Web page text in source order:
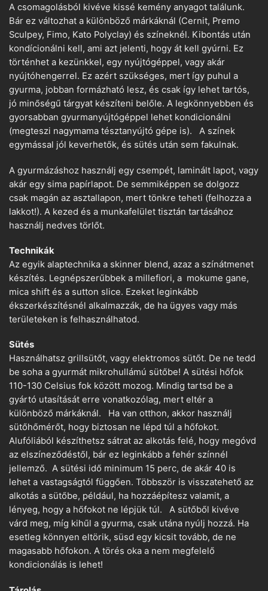
A csomagolásból kivéve kissé kemény anyagot találunk.
Bár ez változhat a különböző márkáknál (Cernit, Premo
Sculpey, Fimo, Kato Polyclay) és színeknél. Kibontás után
kondícionálni kell, ami azt jelenti, hogy át kell gyúrni. Ez
történhet a kezünkkel, egy nyújtógéppel, vagy akár
nyújtóhengerrel. Ez azért szükséges, mert így puhul a
gyurma, jobban formázható lesz, és csak így lehet tartós,
jó minőségű tárgyat készíteni belőle. A legkönnyebben és
gyorsabban gyurmanyújtógéppel lehet kondicionálni
(megteszi nagymama tésztanyújtó gépe is). A színek
egymással jól keverhetők, és sütés után sem fakulnak.
A gyurmázáshoz használj egy csempét, laminált lapot, vagy
akár egy sima papírlapot. De semmiképpen se dolgozz
csak magán az asztallapon, mert tönkre teheti (felhozza a
lakkot!). A kezed és a munkafelület tisztán tartásához
használj nedves törlőt.
Technikák
Az egyik alaptechnika a skinner blend, azaz a színátmenet
készítés. Legnépszerűbbek a millefiori, a mokume gane,
mica shift és a sutton slice. Ezeket leginkább
ékszerkészítésnél alkalmazzák, de ha ügyes vagy más
területeken is felhasználhatod.
Sütés
Használhatsz grillsütőt, vagy elektromos sütőt. De ne tedd
be soha a gyurmát mikrohullámú sütőbe! A sütési hőfok
110-130 Celsius fok között mozog. Mindig tartsd be a
gyártó utasítását erre vonatkozólag, mert eltér a
különböző márkáknál. Ha van otthon, akkor használj
sütőhőmérőt, hogy biztosan ne lépd túl a hőfokot.
Alufóliából készíthetsz sátrat az alkotás felé, hogy megóvd
az elszíneződéstől, bár ez leginkább a fehér színnél
jellemző. A sütési idő minimum 15 perc, de akár 40 is
lehet a vastagságtól függően. Többször is visszatehető az
alkotás a sütőbe, például, ha hozzáépítesz valamit, a
lényeg, hogy a hőfokot ne lépjük túl. A sütőből kivéve
várd meg, míg kihűl a gyurma, csak utána nyúlj hozzá. Ha
esetleg könnyen eltörik, süsd egy kicsit tovább, de ne
magasabb hőfokon. A törés oka a nem megfelelő
kondicionálás is lehet!